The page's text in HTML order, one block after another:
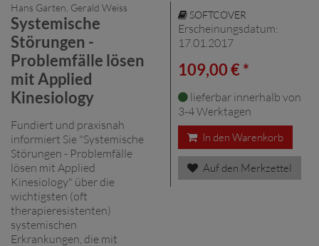
Hans Garten, Gerald Weiss
Systemische
Störungen -
Problemfälle lösen
mit Applied
Kinesiology
Fundiert und praxisnah
informiert Sie "Systemische
Störungen - Problemfälle
lösen mit Applied
Kinesiology" über die
wichtigsten (oft
therapieresistenten)
systemischen
Erkrankungen, die mit
SOFTCOVER
Erscheinungsdatum:
17.01.2017
109,00 € *
lieferbar innerhalb von
3-4 Werktagen
In den Warenkorb
Auf den Merkzettel